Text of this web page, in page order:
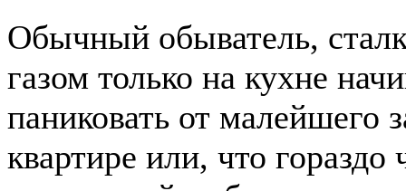
Обычный обыватель,
газом только на кухне
паниковать от малейшего
квартире или, что